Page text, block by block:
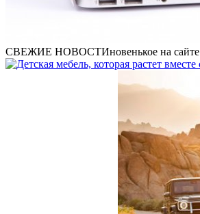
СВЕЖИЕ НОВОСТИновенькое на сайте